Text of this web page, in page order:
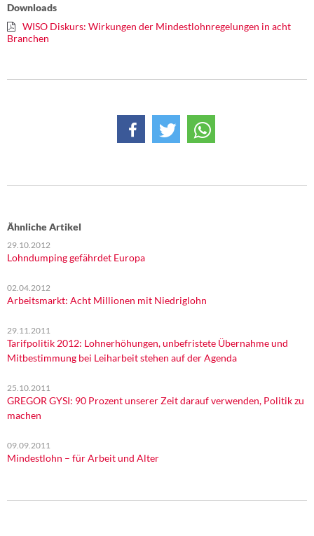
Downloads
WISO Diskurs: Wirkungen der Mindestlohnregelungen in acht
Branchen
Ähnliche Artikel
29.10.2012
Lohndumping gefährdet Europa
02.04.2012
Arbeitsmarkt: Acht Millionen mit Niedriglohn
29.11.2011
Tarifpolitik 2012: Lohnerhöhungen, unbefristete Übernahme und
Mitbestimmung bei Leiharbeit stehen auf der Agenda
25.10.2011
GREGOR GYSI: 90 Prozent unserer Zeit darauf verwenden, Politik zu
machen
09.09.2011
Mindestlohn – für Arbeit und Alter